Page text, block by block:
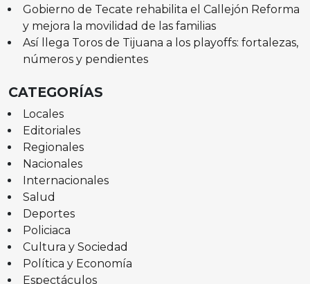
Gobierno de Tecate rehabilita el Callejón Reforma
y mejora la movilidad de las familias
Así llega Toros de Tijuana a los playoffs: fortalezas,
números y pendientes
CATEGORÍAS
Locales
Editoriales
Regionales
Nacionales
Internacionales
Salud
Deportes
Policiaca
Cultura y Sociedad
Política y Economía
Espectáculos